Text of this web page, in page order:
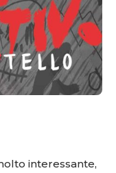
interessante,